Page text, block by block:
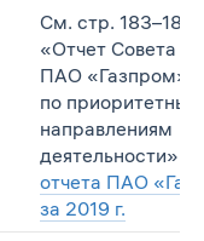
См. стр. 183–185,
«Отчет Совета
ПАО «Газпром»
по приоритетным
направлениям
деятельности»
отчета ПАО
за 2019 г.